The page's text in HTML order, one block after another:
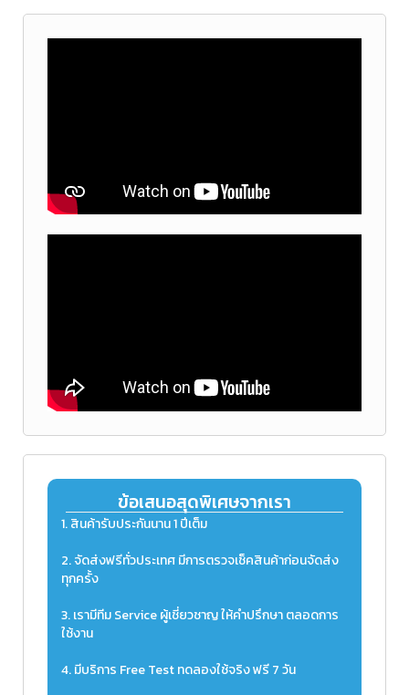
ข้อเสนอสุดพิเศษจากเรา
1. สินค้ารับประกันนาน 1 ปีเต็ม
2. จัดส่งฟรีทั่วประเทศ มีการตรวจเช็คสินค้าก่อนจัดส่ง
ทุกครั้ง
3. เรามีทีม Service ผู้เชี่ยวชาญ ให้คำปรึกษา ตลอดการ
ใช้งาน
4. มีบริการ Free Test ทดลองใช้จริง ฟรี 7 วัน